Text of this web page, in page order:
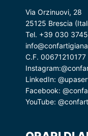
Via Orzinuovi, 28
25125 Brescia
Tel. +39 030
C.F. 00671210177
Instagram:
LinkedIn:
Facebook:
YouTube: